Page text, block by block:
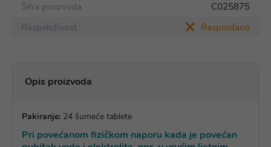
Šifra proizvoda
C025875
Raspoloživost
Rasprodano
Opis proizvoda
Pakiranje: 24 šumeće tablete
Pri povećanom fizičkom naporu kada je povećan